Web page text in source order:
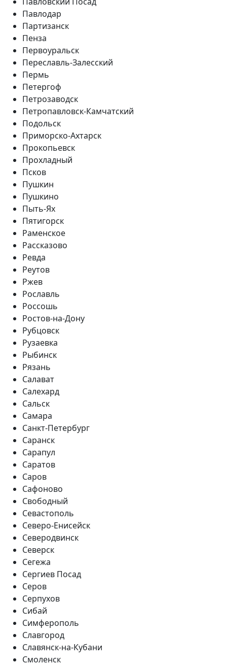
Павлодар
Партизанск
Пенза
Первоуральск
Переславль-Залесский
Пермь
Петергоф
Петрозаводск
Петропавловск-Камчатский
Подольск
Приморско-Ахтарск
Прокопьевск
Прохладный
Псков
Пушкин
Пушкино
Пыть-Ях
Пятигорск
Раменское
Рассказово
Ревда
Реутов
Ржев
Рославль
Россошь
Ростов-на-Дону
Рубцовск
Рузаевка
Рыбинск
Рязань
Салават
Салехард
Сальск
Самара
Санкт-Петербург
Саранск
Сарапул
Саратов
Саров
Сафоново
Свободный
Севастополь
Северо-Енисейск
Северодвинск
Северск
Сегежа
Сергиев Посад
Серов
Серпухов
Сибай
Симферополь
Славгород
Славянск-на-Кубани
Смоленск